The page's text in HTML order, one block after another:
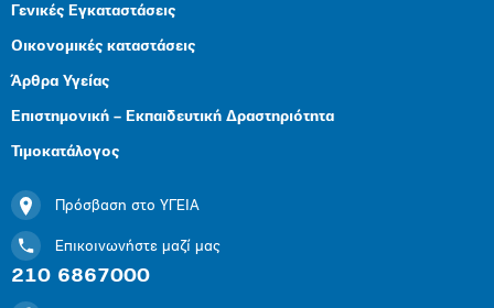
Γενικές Εγκαταστάσεις
Οικονομικές καταστάσεις
Άρθρα Υγείας
Επιστημονική – Εκπαιδευτική Δραστηριότητα
Τιμοκατάλογος
Πρόσβαση στο ΥΓΕΙΑ
Επικοινωνήστε μαζί μας
210 6867000